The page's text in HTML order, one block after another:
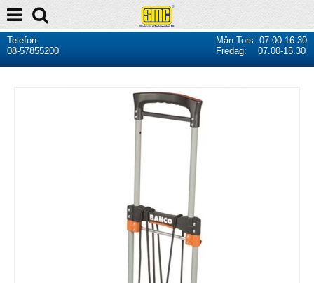
Telefon:
08-57855200
Mån-Tors: 07.00-16.30
Fredag: 07.00-15.30